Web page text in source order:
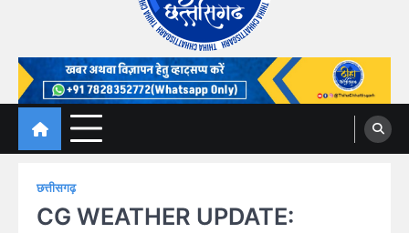
Thiha Chhattisgarh
गोठ जन-जन के
छत्तीसगढ़
CG WEATHER UPDATE: